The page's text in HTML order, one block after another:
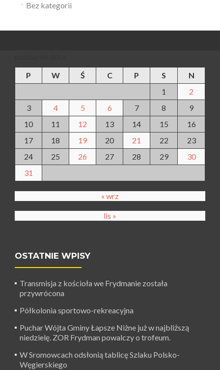
Bez kategorii
P W Ś C P S
N
1
2
3
4 5 6 7 8
9
10
11 12 13 14 15
16
17
18 19 20 21 22
23
24
25 26 27 28 29
30
31
« wrz
lis »
OSTATNIE WPISY
Transmisja z kościoła we Frydmanie została
przywrócona
Półkolonia sportowo-rekreacyjna
Puchar Wójta Gminy Łapsze Niżne już w najbliższą
niedzielę. ZOR Frydman powalczy o trofeum.
W Sromowcach odsłonią tablicę Szlaku Polsko-
Węgierskiego